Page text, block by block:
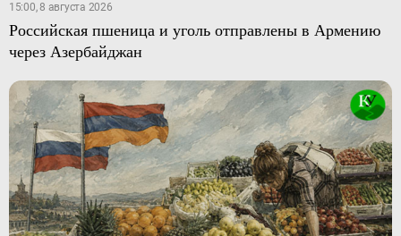
15:00, 8 августа 2026
Российская пшеница и уголь отправлены в Армению
через Азербайджан